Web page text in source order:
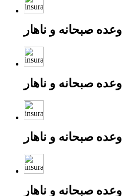
وعده صبحانه و ناهار
وعده صبحانه و ناهار
وعده صبحانه و ناهار
وعده صبحانه و ناهار